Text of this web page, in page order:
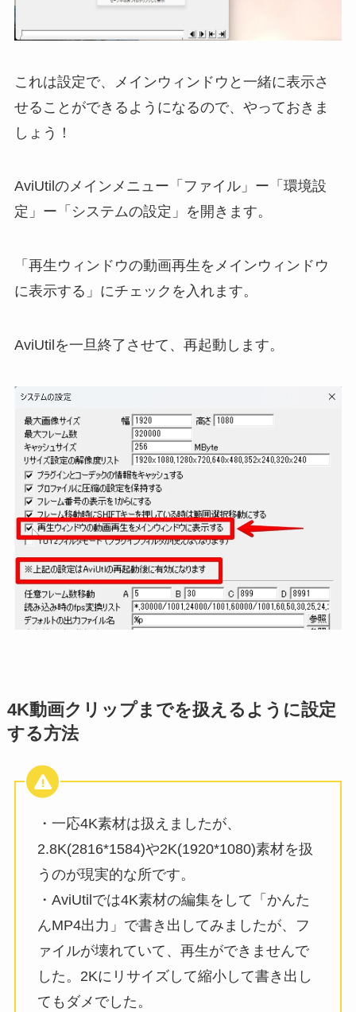
これは設定で、メインウィンドウと一緒に表示さ
せることができるようになるので、やっておきま
しょう！
AviUtilのメインメニュー「ファイル」ー「環境設
定」ー「システムの設定」を開きます。
「再生ウィンドウの動画再生をメインウィンドウ
に表示する」にチェックを入れます。
AviUtilを一旦終了させて、再起動します。
4K動画クリップまでを扱えるように設定
する方法
・一応4K素材は扱えましたが、
2.8K(2816*1584)や2K(1920*1080)素材を扱
うのが現実的な所です。
・AviUtilでは4K素材の編集をして「かんた
んMP4出力」で書き出してみましたが、フ
ァイルが壊れていて、再生ができませんで
した。2Kにリサイズして縮小して書き出し
てもダメでした。